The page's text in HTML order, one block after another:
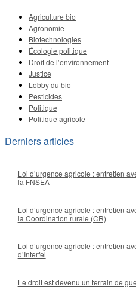
Agriculture bio
Agronomie
Biotechnologies
Écologie politique
Droit de l’environnement
Justice
Lobby du bio
Pesticides
Politique
Politique agricole
Derniers articles
Loi d’urgence agricole : entretien
la FNSEA
Loi d’urgence agricole : entretien
la Coordination rurale (CR)
Loi d’urgence agricole : entretien
d’Interfel
Le droit est devenu un terrain de